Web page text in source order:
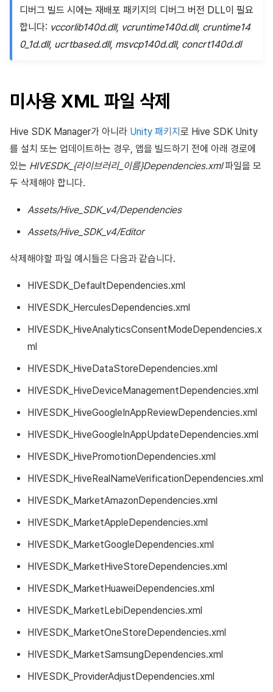
디버그 빌드 시에는 재배포 패키지의 디버그 버전 DLL이 필요
합니다: vccorlib140d.dll, vcruntime140d.dll, cruntime14
0_1d.dll, ucrtbased.dll, msvcp140d.dll, concrt140d.dl
미사용 XML 파일 삭제
Hive SDK Manager가 아니라 Unity 패키지 로 Hive SDK Unity
를 설치 또는 업데이트하는 경우, 앱을 빌드하기 전에 아래 경로에
있는 HIVESDK_{라이브러리_이름}Dependencies.xml파일을 모
두 삭제해야 합니다.
Assets/Hive_SDK_v4/Dependencies
Assets/Hive_SDK_v4/Editor
삭제해야할 파일 예시들은 다음과 같습니다.
HIVESDK_DefaultDependencies.xml
HIVESDK_HerculesDependencies.xml
HIVESDK_HiveAnalyticsConsentModeDependencies.x
ml
HIVESDK_HiveDataStoreDependencies.xml
HIVESDK_HiveDeviceManagementDependencies.xml
HIVESDK_HiveGoogleInAppReviewDependencies.xml
HIVESDK_HiveGoogleInAppUpdateDependencies.xml
HIVESDK_HivePromotionDependencies.xml
HIVESDK_HiveRealNameVerificationDependencies.xml
HIVESDK_MarketAmazonDependencies.xml
HIVESDK_MarketAppleDependencies.xml
HIVESDK_MarketGoogleDependencies.xml
HIVESDK_MarketHiveStoreDependencies.xml
HIVESDK_MarketHuaweiDependencies.xml
HIVESDK_MarketLebiDependencies.xml
HIVESDK_MarketOneStoreDependencies.xml
HIVESDK_MarketSamsungDependencies.xml
HIVESDK_ProviderAdjustDependencies.xml